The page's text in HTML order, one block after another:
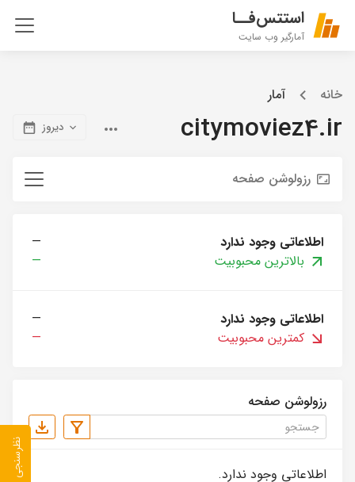
استتس‌فــا
آمارگیر وب سایت
خانه آمار
citymoviez4.ir دیروز
رزولوشن صفحه
اطلاعاتی وجود ندارد
—
بالاترین محبوبیت
—
اطلاعاتی وجود ندارد
—
کمترین محبوبیت
—
رزولوشن صفحه
اطلاعاتی وجود ندارد. نظرسنجی